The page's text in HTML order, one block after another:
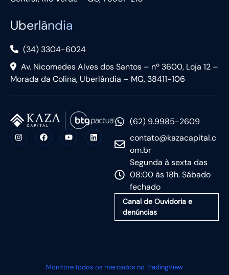
Uberlândia
(34) 3304-6024
Av. Nicomedes Alves dos Santos – nº 3600, Loja 12 –
Morada da Colina, Uberlândia – MG, 38411-106
(62) 9.9985-2609
contato@kazacapital.c
om.br
Segunda à sexta das
08:00 às 18h. Sábado
fechado
Canal de Ouvidoria e
denúncias
Monitore todos os mercados no TradingView